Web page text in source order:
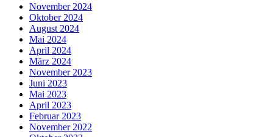
November 2024
Oktober 2024
August 2024
Mai 2024
April 2024
März 2024
November 2023
Juni 2023
Mai 2023
April 2023
Februar 2023
November 2022